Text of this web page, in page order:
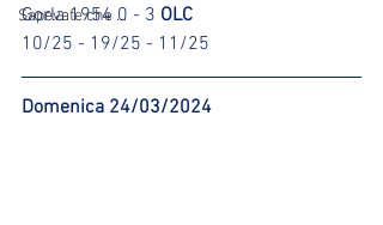
Sapevate che ...
Gorla 1954 0 - 3 OLC
10/25 - 19/25 - 11/25
Domenica 24/03/2024